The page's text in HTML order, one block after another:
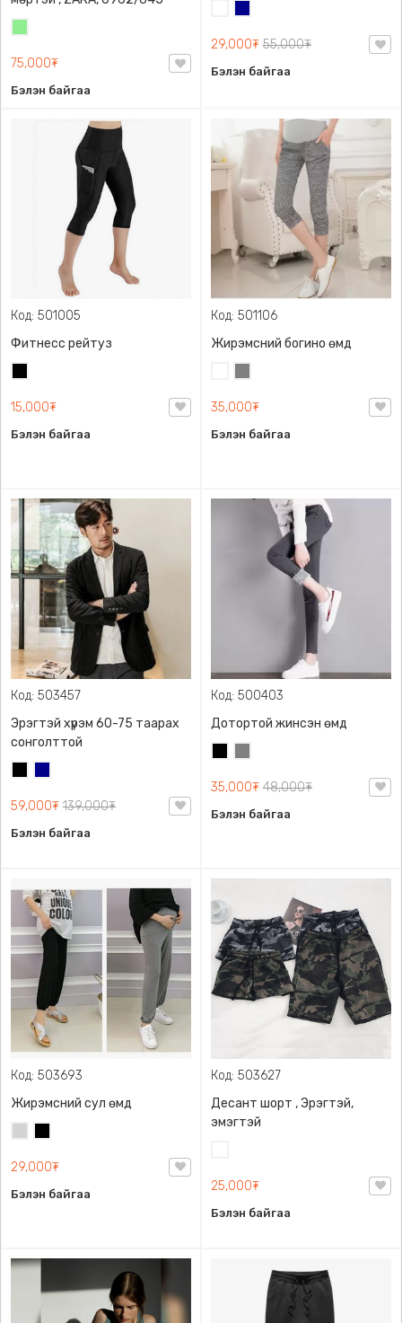
75,000₮
Бэлэн байгаа
29,000₮ 55,000₮
Бэлэн байгаа
Код: 501005
Фитнесс рейтуз
15,000₮
Бэлэн байгаа
Код: 501106
Жирэмсний богино өмд
35,000₮
Бэлэн байгаа
Код: 503457
Эрэгтэй хүрэм 60-75 таарах
сонголттой
59,000₮ 139,000₮
Бэлэн байгаа
Код: 500403
Дотортой жинсэн өмд
35,000₮ 48,000₮
Бэлэн байгаа
Код: 503693
Жирэмсний сул өмд
29,000₮
Бэлэн байгаа
Код: 503627
Десант шорт , Эрэгтэй,
эмэгтэй
25,000₮
Бэлэн байгаа